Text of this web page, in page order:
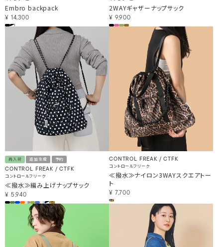
Embro backpack
¥ 14,300
2WAYギャザーナップサック
¥ 9,900
再入荷 追加生産 予約
CONTROL FREAK / CTFK
コントロールフリーク
≪撥水≫編み上げナップサック
¥ 5,940
CONTROL FREAK / CTFK
コントロールフリーク
≪撥水≫ナイロン3WAYスクエアトー
ト
¥ 7,700